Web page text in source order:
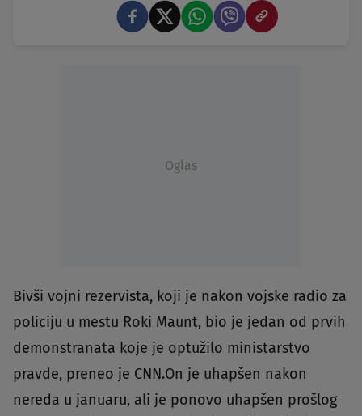
Oglas
Bivši vojni rezervista, koji je nakon vojske radio za
policiju u mestu Roki Maunt, bio je jedan od prvih
demonstranata koje je optužilo ministarstvo
pravde, preneo je CNN.On je uhapšen nakon
nereda u januaru, ali je ponovo uhapšen prošlog